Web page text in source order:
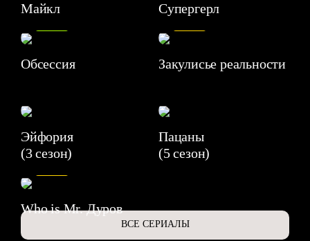
Майкл Супергерл
Обсессия
7.1
Закулисье реальности
Эйфория
(3 сезон)
Пацаны
(5 сезон)
Who is Mr. Дуров
ВСЕ СЕРИАЛЫ